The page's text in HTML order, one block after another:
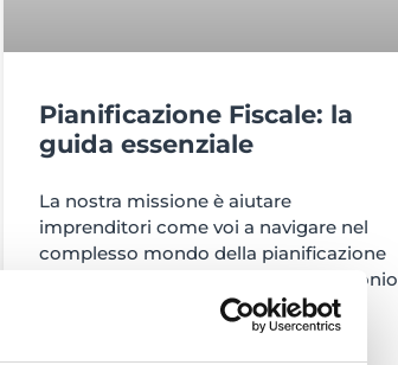
Pianificazione Fiscale: la
guida essenziale
La nostra missione è aiutare
imprenditori come voi a navigare nel
complesso mondo della pianificazione
fiscale e della protezione del patrimonio
in Italia. Se siete alla ricerca di modi